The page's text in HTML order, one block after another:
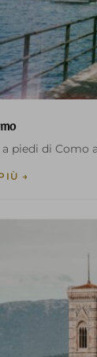
piedi di Como
→